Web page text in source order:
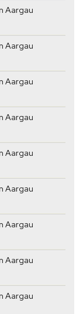
Aargau
Aargau
Aargau
Aargau
Aargau
Aargau
Aargau
Aargau
Aargau